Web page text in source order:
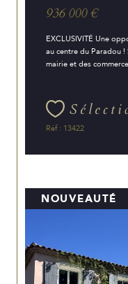
936 000 €
EXCLUSIVITÉ Une
au centre du Paradou
mairie et des
Réf : 13422
NOUVEAUTÉ